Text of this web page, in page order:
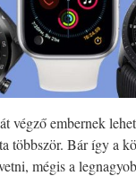
végző embernek
többször. Bár így a
mégis a